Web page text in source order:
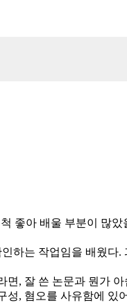
좋아 배울 부분이 많
하는 작업임을 배웠
, 잘 쓴 논문과 뭔가
, 혐오를 사유함에